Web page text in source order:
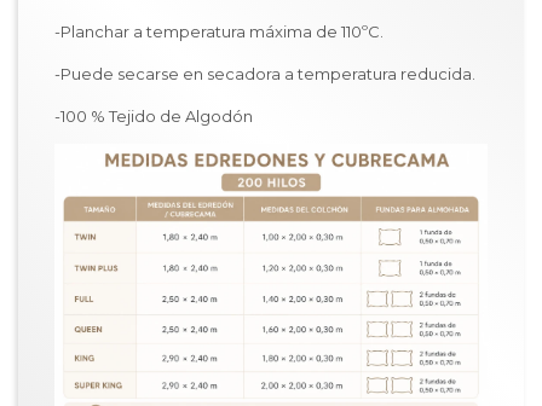
-Planchar a temperatura máxima de 110ºC.
-Puede secarse en secadora a temperatura reducida.
-100 % Tejido de Algodón